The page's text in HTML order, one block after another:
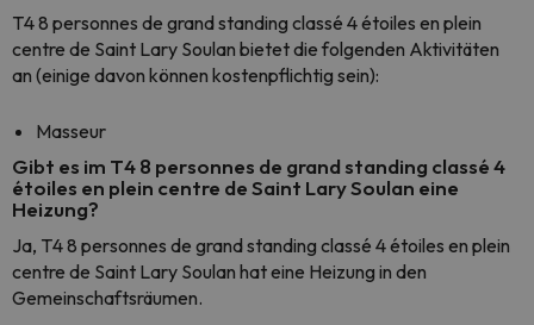
T4 8 personnes de grand standing classé 4 étoiles en plein
centre de Saint Lary Soulan bietet die folgenden Aktivitäten
an (einige davon können kostenpflichtig sein):
Masseur
Gibt es im T4 8 personnes de grand standing classé 4
étoiles en plein centre de Saint Lary Soulan eine
Heizung?
Ja, T4 8 personnes de grand standing classé 4 étoiles en plein
centre de Saint Lary Soulan hat eine Heizung in den
Gemeinschaftsräumen.